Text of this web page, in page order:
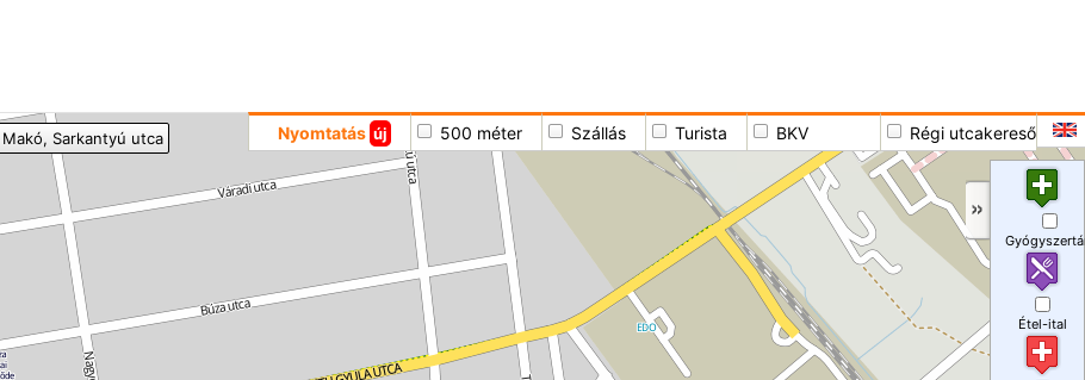
Nyomtatás új 500 méter Szállás Turista BKV Régi utcakereső
Makó, Sarkantyú utca
Étel-ital